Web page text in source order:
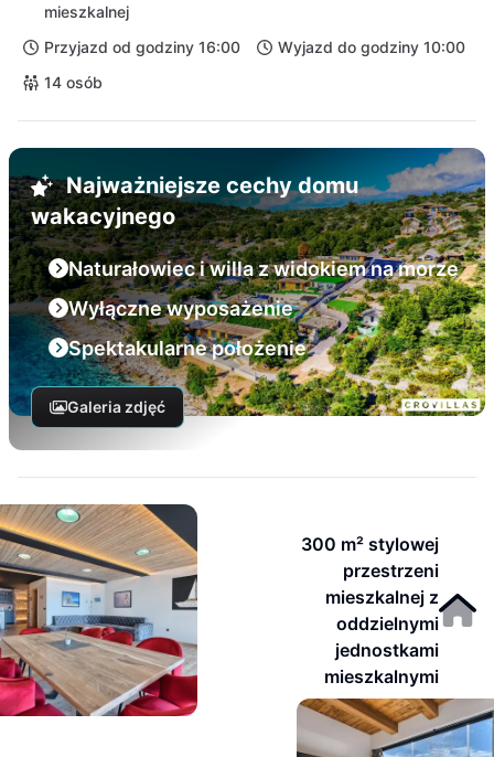
mieszkalnej
Przyjazd od godziny 16:00
Wyjazd do godziny 10:00
14 osób
Najważniejsze cechy domu
wakacyjnego
Naturałowiec i willa z widokiem na morze
Wyłączne wyposażenie
Spektakularne położenie
Galeria zdjęć
300 m² stylowej
przestrzeni
mieszkalnej z
oddzielnymi
jednostkami
mieszkalnymi